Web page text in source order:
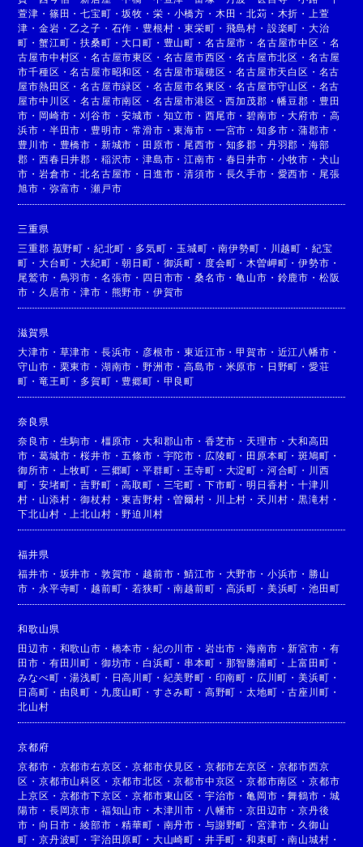
萱津 ・ 篠田 ・七宝町 ・坂牧 ・ 栄 ・ 小橋方 ・ 木田 ・北苅 ・ 木折 ・
上萱
津 ・金岩 ・乙之子 ・ 石作 ・ 豊根村 ・東栄町 ・ 飛島村 ・ 設楽町 ・ 大治
町 ・蟹江町 ・扶桑町 ・大口町 ・ 豊山町 ・ 名古屋市 ・ 名古屋市中区 ・ 名
古屋市中村区 ・名古屋市東区 ・ 名古屋市西区 ・名古屋市北区 ・ 名古屋
市千種区 ・名古屋市昭和区 ・ 名古屋市瑞穂区 ・名古屋市天白区 ・ 名古
屋市熱田区 ・名古屋市緑区 ・ 名古屋市名東区 ・名古屋市守山区 ・ 名古
屋市中川区 ・名古屋市南区 ・ 名古屋市港区 ・西加茂郡 ・幡豆郡 ・ 豊田
市 ・ 岡崎市 ・刈谷市 ・安城市 ・ 知立市 ・ 西尾市 ・碧南市 ・大府市 ・ 高
浜市 ・ 半田市 ・ 豊明市 ・常滑市 ・東海市 ・ 一宮市 ・ 知多市 ・蒲郡市 ・
豊川市 ・ 豊橋市 ・ 新城市 ・ 田原市 ・ 尾西市 ・ 知多郡 ・ 丹羽郡 ・ 海部
郡 ・西春日井郡 ・ 稲沢市 ・津島市 ・江南市 ・ 春日井市 ・ 小牧市 ・ 犬山
市 ・岩倉市 ・北名古屋市 ・ 日進市 ・清須市 ・ 長久手市 ・ 愛西市 ・ 尾張
旭市 ・ 弥富市 ・瀬戸市
三重県
三重郡 菰野町 ・ 紀北町 ・ 多気町 ・ 玉城町 ・南伊勢町 ・ 川越町 ・ 紀宝
町 ・大台町 ・大紀町 ・朝日町 ・ 御浜町 ・ 度会町 ・ 木曽岬町 ・伊勢市 ・
尾鷲市 ・ 鳥羽市 ・ 名張市 ・ 四日市市 ・桑名市 ・亀山市 ・ 鈴鹿市 ・ 松阪
市 ・ 久居市 ・津市 ・ 熊野市 ・ 伊賀市
滋賀県
大津市 ・ 草津市 ・ 長浜市 ・ 彦根市 ・東近江市 ・甲賀市 ・ 近江八幡市 ・
守山市 ・ 栗東市 ・ 湖南市 ・野洲市 ・高島市 ・ 米原市 ・ 日野町 ・ 愛荘
町 ・竜王町 ・ 多賀町 ・ 豊郷町 ・ 甲良町
奈良県
奈良市 ・ 生駒市 ・ 橿原市 ・大和郡山市 ・ 香芝市 ・ 天理市 ・大和高田
市 ・葛城市 ・桜井市 ・五條市 ・ 宇陀市 ・ 広陵町 ・ 田原本町 ・斑鳩町 ・
御所市 ・ 上牧町 ・ 三郷町 ・平群町 ・ 王寺町 ・ 大淀町 ・ 河合町 ・ 川西
町 ・安堵町 ・吉野町 ・高取町 ・ 三宅町 ・ 下市町 ・明日香村 ・十津川
村 ・ 山添村 ・御杖村 ・東吉野村 ・曽爾村 ・ 川上村 ・ 天川村 ・黒滝村 ・
下北山村 ・ 上北山村 ・野迫川村
福井県
福井市 ・ 坂井市 ・ 敦賀市 ・ 越前市 ・鯖江市 ・ 大野市 ・ 小浜市 ・ 勝山
市 ・永平寺町 ・ 越前町 ・若狭町 ・南越前町 ・ 高浜町 ・ 美浜町 ・ 池田町
和歌山県
田辺市 ・ 和歌山市 ・ 橋本市 ・ 紀の川市 ・ 岩出市 ・海南市 ・新宮市 ・ 有
田市 ・ 有田川町 ・ 御坊市 ・ 白浜町 ・ 串本町 ・ 那智勝浦町 ・ 上富田町 ・
みなべ町 ・湯浅町 ・ 日高川町 ・ 紀美野町 ・ 印南町 ・ 広川町 ・美浜町 ・
日高町 ・ 由良町 ・ 九度山町 ・ すさみ町 ・ 高野町 ・太地町 ・古座川町 ・
北山村
京都府
京都市 ・ 京都市右京区 ・京都市伏見区 ・ 京都市左京区 ・ 京都市西京
区 ・京都市山科区 ・ 京都市北区 ・京都市中京区 ・京都市南区 ・ 京都市
上京区 ・ 京都市下京区 ・京都市東山区 ・ 宇治市 ・亀岡市 ・舞鶴市 ・ 城
陽市 ・ 長岡京市 ・ 福知山市 ・ 木津川市 ・ 八幡市 ・京田辺市 ・京丹後
市 ・向日市 ・綾部市 ・精華町 ・ 南丹市 ・ 与謝野町 ・ 宮津市 ・ 久御山
町 ・京丹波町 ・宇治田原町 ・ 大山崎町 ・ 井手町 ・和束町 ・南山城村 ・